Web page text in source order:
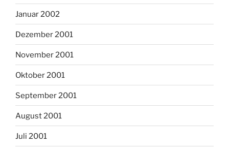
Januar 2002
Dezember 2001
November 2001
Oktober 2001
September 2001
August 2001
Juli 2001